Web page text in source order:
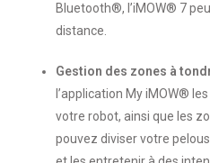
Bluetooth®, l’iMOW® 7
distance.
Gestion des zones à
l’application My iMOW®
votre robot, ainsi que les
pouvez diviser votre